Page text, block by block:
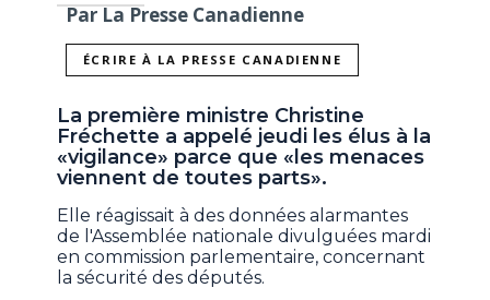
Par La Presse Canadienne
ÉCRIRE À LA PRESSE CANADIENNE
La première ministre Christine
Fréchette a appelé jeudi les élus à la
«vigilance» parce que «les menaces
viennent de toutes parts».
Elle réagissait à des données alarmantes
de l'Assemblée nationale divulguées mardi
en commission parlementaire, concernant
la sécurité des députés.